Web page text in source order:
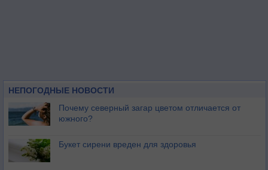
НЕПОГОДНЫЕ НОВОСТИ
Почему северный загар цветом отличается от
южного?
Букет сирени вреден для здоровья